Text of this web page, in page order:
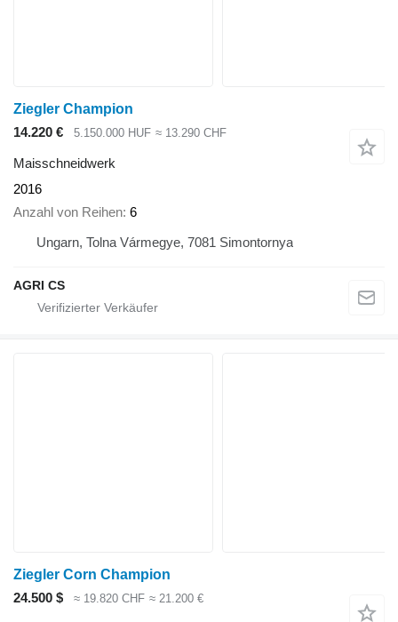
Ziegler Champion
14.220 €
5.150.000 HUF ≈ 13.290 CHF
Maisschneidwerk
2016
Anzahl von Reihen 6
Ungarn, Tolna Vármegye, 7081 Simontornya
AGRI CS
Ziegler Corn Champion
24.500 $
≈ 19.820 CHF ≈ 21.200 €